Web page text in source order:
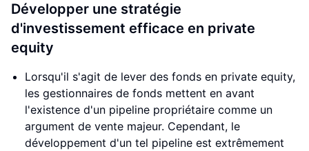
Développer une stratégie
d'investissement efficace en private
equity
Lorsqu'il s'agit de lever des fonds en private equity,
les gestionnaires de fonds mettent en avant
l'existence d'un pipeline propriétaire comme un
argument de vente majeur. Cependant, le
développement d'un tel pipeline est extrêmement